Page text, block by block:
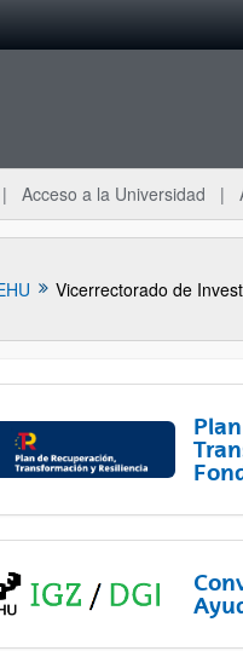
Acceso a la Universidad
Vicerrectorado de
subpáginas